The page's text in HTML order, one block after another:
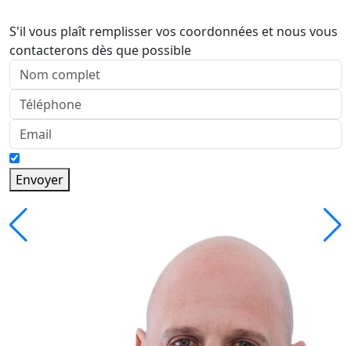
S'il vous plaît remplisser vos coordonnées et nous vous
contacterons dès que possible
Envoyer